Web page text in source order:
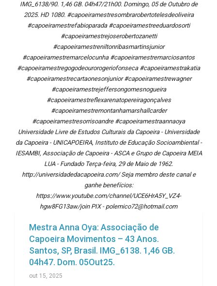
IMG_6138/90. 1,46 GB. 04h47/21h00. Domingo, 05 de Outubro de
2025. HD 1080. #capoeiramestresombrarobertotelesdeoliveira
#capoeiramestrefabioparada #capoeiramestreeduardosorti
#capoeiramestrejoserobertozanetti
#capoeiramestreniltonribasmartinsjunior
#capoeiramestremarcelocunha #capoeiramestremarciosantos
#capoeiramestregogodeourorogeriofonseca #capoeiramestrakatia
#capoeiramestrecartaonesonjunior #capoeiramestrewagner
#capoeiramestrejeffersongomesnogueira
#capoeiramestreflexarenatopereiragonçalves
#capoeiramestremontanhamarshallcarder
#capoeiramestresorrisoandre #capoeiramestraannaoya
Universidade Livre de Estudos Culturais da Capoeira - Universidade
da Capoeira - UNICAPOEIRA, Instituto de Educação Socioambiental -
IESAMBI, Associação de Capoeira - ASCA e Grupo de Capoeira MEIA
LUA - Fundado Terça-feira, 29 de Maio de 1962.
http://universidadedacapoeira.com/ Seja membro deste canal e
ganhe benefícios:
https://www.youtube.com/channel/UCE6HrA5Y_VZ4-
hgw8FG13aw/join PIX - polemico72@hotmail.com
Mestra Anna Oya: Associação de
Capoeira Movimentos – 43 Anos.
Santos, SP, Brasil. IMG_6138. 1,46 GB.
04h47. Dom. 05Out25.
out 15, 2025